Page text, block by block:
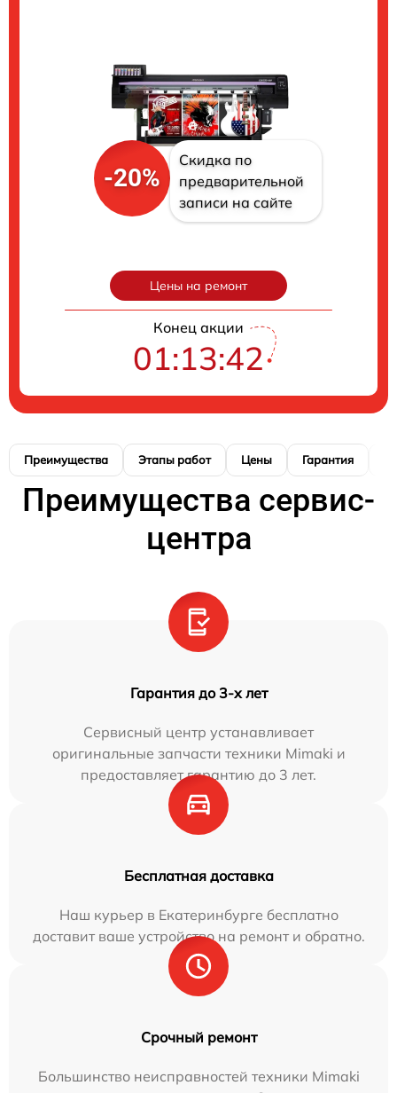
-20%
Скидка по
предварительной
записи на сайте
Цены на ремонт
Конец акции
01:13:41
Преимущества Этапы работ Цены Гарантия
Преимущества сервис-
центра
Гарантия до 3-х лет
Сервисный центр устанавливает
оригинальные запчасти техники Mimaki и
предоставляет гарантию до 3 лет.
Бесплатная доставка
Наш курьер в Екатеринбурге бесплатно
доставит ваше устройство на ремонт и обратно.
Срочный ремонт
Большинство неисправностей техники Mimaki